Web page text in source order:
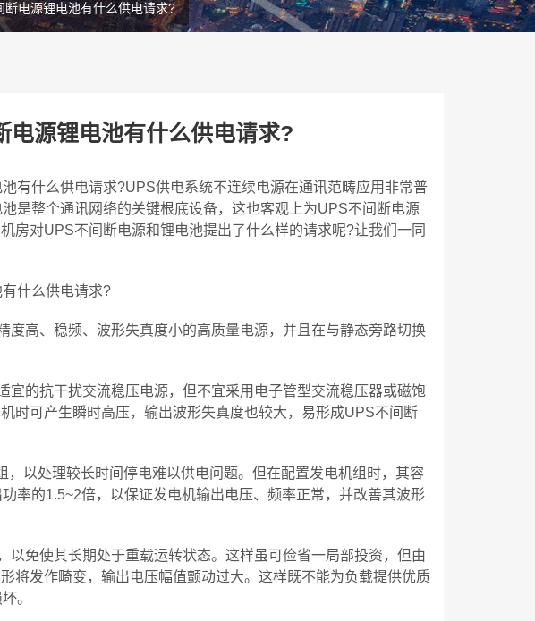
断电源锂电池有什么供电请求?
电源锂电池有什么供电请求?
有什么供电请求?UPS供电系统不连续电源在通讯范畴应用非常普
是整个通讯网络的关键根底设备，这也客观上为UPS不间断电源
房对UPS不间断电源和锂电池提出了什么样的请求呢?让我们一同
什么供电请求?
度高、稳频、波形失真度小的高质量电源，并且在与静态旁路切换
宜的抗干扰交流稳压电源，但不宜采用电子管型交流稳压器或磁饱
时可产生瞬时高压，输出波形失真度也较大，易形成UPS不间断
，以处理较长时间停电难以供电问题。但在配置发电机组时，其容
率的1.5~2倍，以保证发电机输出电压、频率正常，并改善其波形
以免使其长期处于重载运转状态。这样虽可俭省一局部投资，但由
将发作畸变，输出电压幅值颤动过大。这样既不能为负载提供优质
。